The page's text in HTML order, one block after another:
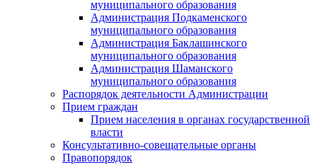
муниципального образования
Администрация Подкаменского
муниципального образования
Администрация Баклашинского
муниципального образования
Администрация Шаманского
муниципального образования
Распорядок деятельности Администрации
Прием граждан
Прием населения в органах государственной
власти
Консультативно-совещательные органы
Правопорядок